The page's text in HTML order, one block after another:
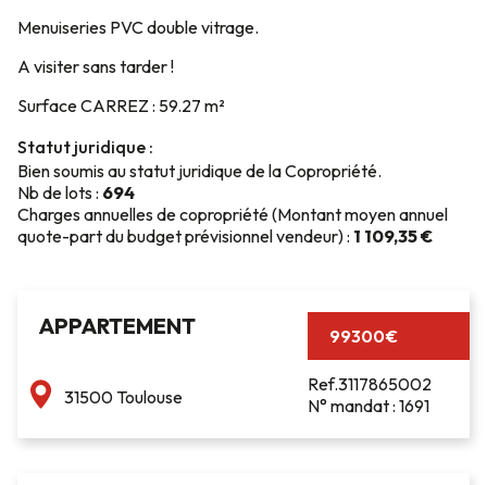
APPARTEMENT
31500 Toulouse
99300€
Ref.3117865002
N° mandat : 1691
Menuiseries PVC double vitrage.
A visiter sans tarder !
Surface CARREZ : 59.27 m²
Statut juridique :
Bien soumis au statut juridique de la Copropriété.
Nb de lots : 694
Charges annuelles de copropriété (Montant moyen annuel
quote-part du budget prévisionnel vendeur) : 1 109,35 €